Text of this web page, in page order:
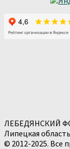
ЛЕБЕДЯНСКИЙ
Липецкая
© 2012-2025. Все